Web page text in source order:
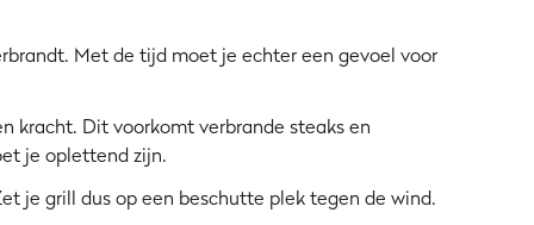
Met de tijd moet je echter een gevoel voor
kracht. Dit voorkomt verbrande steaks en
je oplettend zijn.
je grill dus op een beschutte plek tegen de wind.